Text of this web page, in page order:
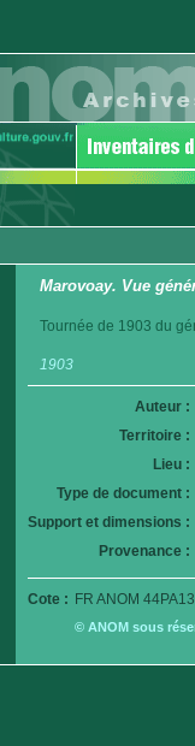
Marovoay. Vue
Tournée de 1903 du
1903
Auteur :
Territoire :
Lieu :
Type de document :
Support et dimensions :
Provenance :
Cote : FR ANOM
© ANOM sous